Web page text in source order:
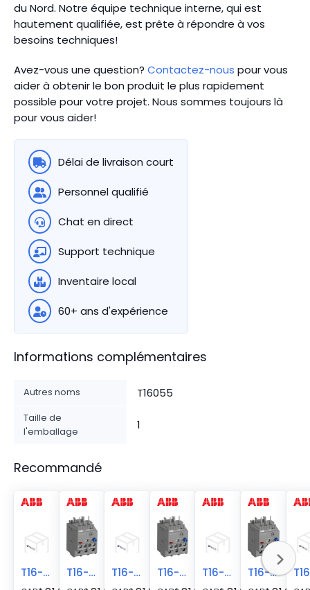
du Nord. Notre équipe technique interne, qui est
hautement qualifiée, est prête à répondre à vos
besoins techniques!
Avez-vous une question? Contactez-nous pour vous
aider à obtenir le bon produit le plus rapidement
possible pour votre projet. Nous sommes toujours là
pour vous aider!
Délai de livraison court
Personnel qualifié
Chat en direct
Support technique
Inventaire local
60+ ans d'expérience
Informations complémentaires
Autres noms T16055
Taille de
l'emballage
1
Recommandé
T16-0.55 T16-0.41 T16-0.41 T16-0.74 T16-0.74 T16-0.31